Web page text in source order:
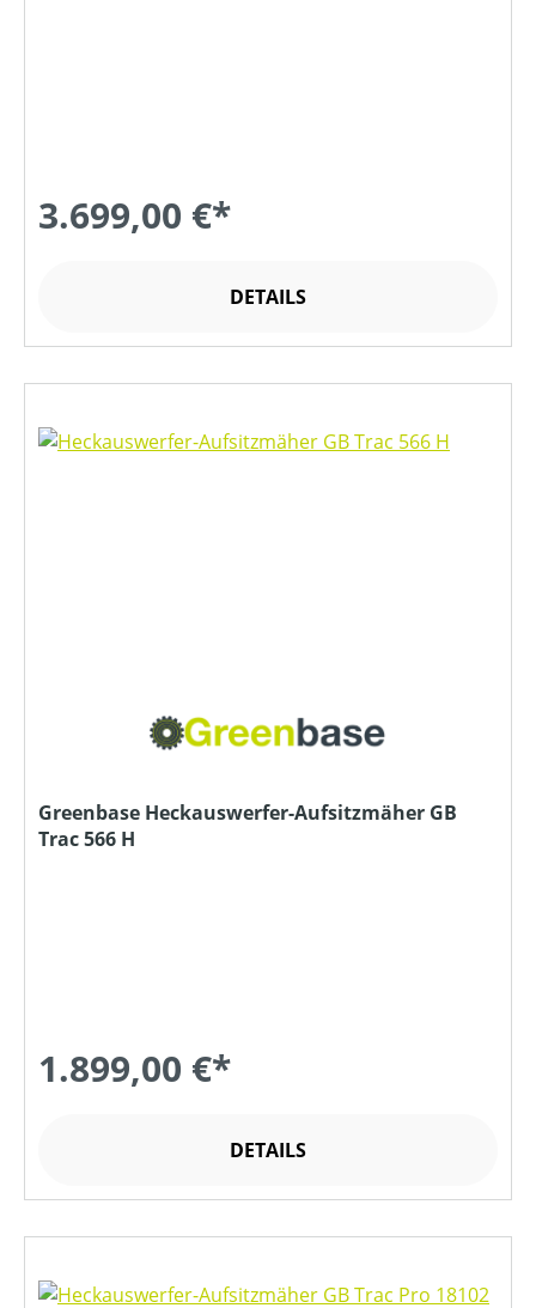
3.699,00 €*
DETAILS
Greenbase Heckauswerfer-Aufsitzmäher GB
Trac 566 H
1.899,00 €*
DETAILS